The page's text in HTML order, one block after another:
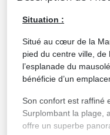
Situation :
Situé au cœur de la
pied du centre ville,
l’esplanade du
bénéficie d’un
Son confort est raffiné
Surplombant la plage,
offre un superbe